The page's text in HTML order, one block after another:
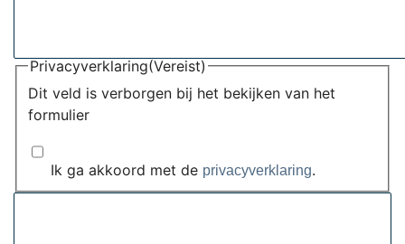
Dit veld is verborgen bij het bekijken van het
formulier
Privacyverklaring(Vereist)
Ik ga akkoord met de privacyverklaring.